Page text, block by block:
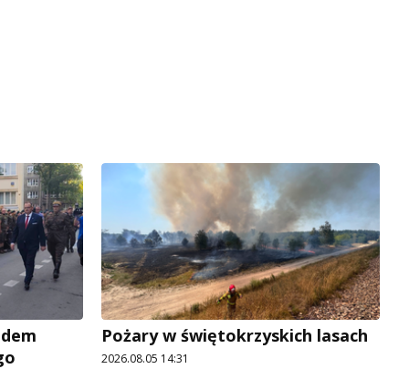
Pożary w świętokrzyskich lasach
2026.08.05 14:31